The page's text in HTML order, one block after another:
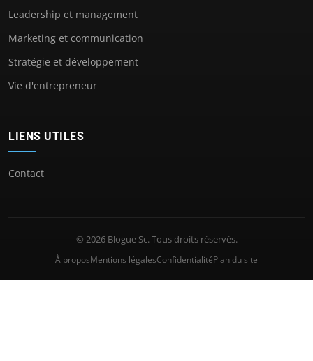
Leadership et management
Marketing et communication
Stratégie et développement
Vie d'entrepreneur
LIENS UTILES
Contact
© 2026 Blogue Sc. Tous droits réservés.
À proposMentions légalesConfidentialitéPlan du site